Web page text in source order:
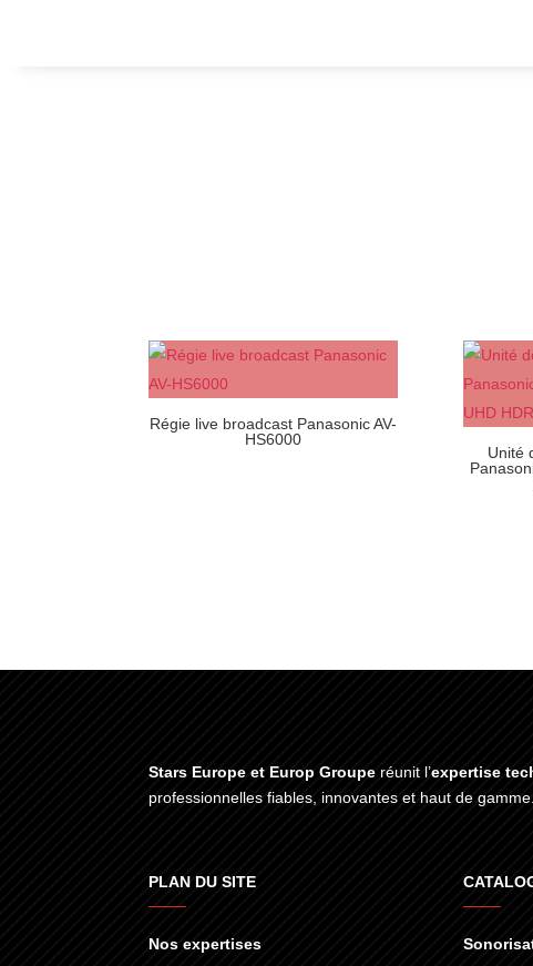
Régie live broadcast Panasonic AV-
HS6000
Unité
Stars Europe et Europ Groupe réunit l’expertise
professionnelles fiables, innovantes et haut de gamme.
PLAN DU SITE
Nos expertises